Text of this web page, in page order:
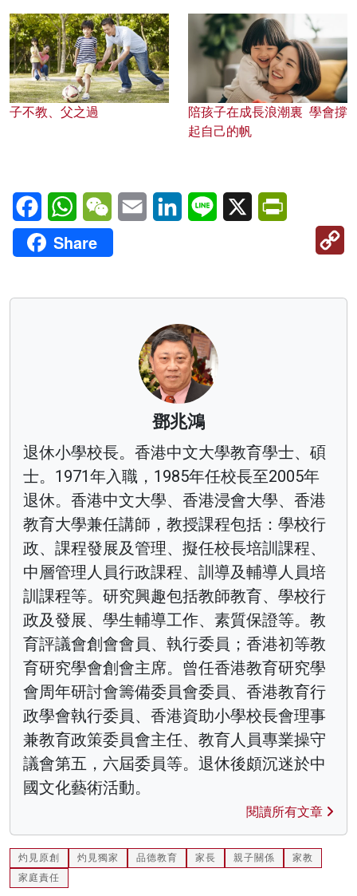
子不教、父之過
陪孩子在成長浪潮裏 學會撐
起自己的帆
FacebookWhatsAppWeChatEmail LinkedInLine X
Share
鄧兆鴻
退休小學校長。香港中文大學教育學士、碩
士。1971年入職，1985年任校長至2005年
退休。香港中文大學、香港浸會大學、香港
教育大學兼任講師，教授課程包括：學校行
政、課程發展及管理、擬任校長培訓課程、
中層管理人員行政課程、訓導及輔導人員培
訓課程等。研究興趣包括教師教育、學校行
政及發展、學生輔導工作、素質保證等。教
育評議會創會會員、執行委員；香港初等教
育研究學會創會主席。曾任香港教育研究學
會周年研討會籌備委員會委員、香港教育行
政學會執行委員、香港資助小學校長會理事
兼教育政策委員會主任、教育人員專業操守
議會第五，六屆委員等。退休後頗沉迷於中
國文化藝術活動。
閱讀所有文章
灼見原創 灼見獨家 品德教育 家長 親子關係
家教
家庭責任